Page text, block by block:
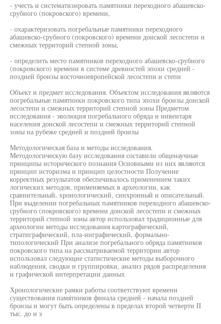
- учесть и систематизировать памятники переходного абашевско-
срубного (покровского) времени,
- охарактеризовать погребальные памятники переходного
абашевско-срубного (покровского) времени донской лесостепи и
смежных территорий степной зоны,
- определить место памятников переходного абашевско-срубного
(покровского) времени в системе древностей эпохи средней -
поздней бронзы восточноевропейской лесостепи и степи
Объект и предмет исследования. Объектом исследования являются
погребальные памятники покровского типа эпохи бронзы донской
лесостепи и смежных территорий степной зоны Предметом
исследования - эволюция погребального обряда и инвентаря
населения донской лесостепи и смежных территорий степной
зоны на рубеже средней и поздней бронзы
Методологическая база и методы исследования.
Методологическую базу исследования составили общенаучные
принципы исторического познания Основными из них являются
принцип историзма и принцип целостности Получение
корректных результатов обеспечивалось применением таких
логических методов, применяемых в археологии, как
сравнительный, хронологический, синхронный и описательный.
При выделении погребальных памятников переходного абашевско-
срубного (покровского) времени донской лесостепи и смежных
территорий степной зоны автор использовал традиционные для
археологии методы исследования картографический,
стратиграфический, пла-ниграфический, формально-
типологический При анализе погребального обряда памятников
покровского типа на рассматриваемой территории автор
использовал следующие статистические методы выборочного
наблюдения, сводки и группировки, анализ рядов распределения
и графической интерпретации данных
Хронологические рамки работы соответствуют времени
существования памятников финала средней - начала поздней
бронзы и могут быть определены в пределах второй четверти II
тыс. до н э